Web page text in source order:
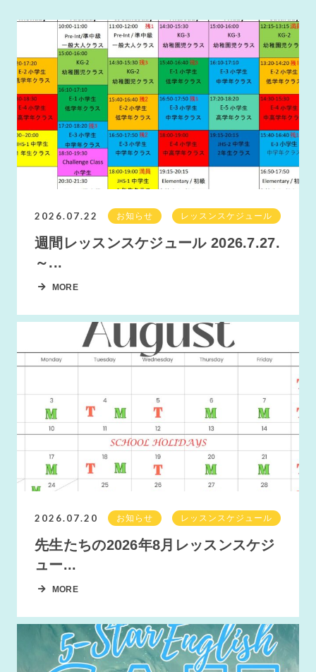
2026.07.22 お知らせ レッスンスケジュール
週間レッスンスケジュール 2026.7.27.
～...
MORE
2026.07.20 お知らせ レッスンスケジュール
先生たちの2026年8月レッスンスケジ
ュー...
MORE